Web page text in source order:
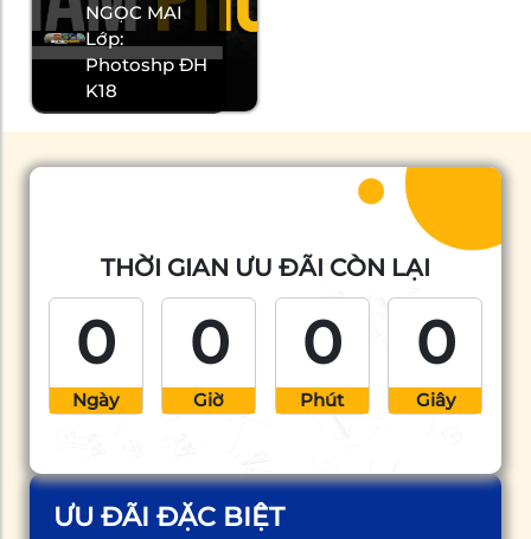
NGỌC MAI
Lớp:
Photoshp ĐH
K18
ƯU ĐÃI ĐẶC BIỆT
THỜI GIAN ƯU ĐÃI CÒN LẠI
0
Ngày
0
Giờ
0
Phút
0
Giây